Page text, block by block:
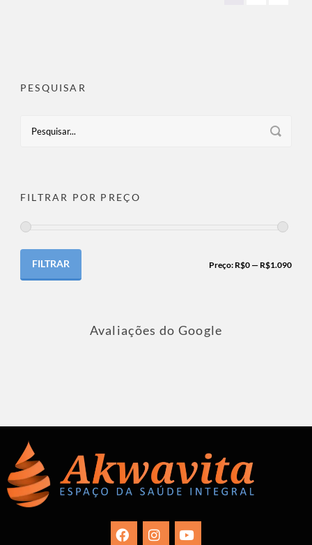
PESQUISAR
FILTRAR POR PREÇO
FILTRAR Preço: R$0 — R$1.090
Avaliações do Google